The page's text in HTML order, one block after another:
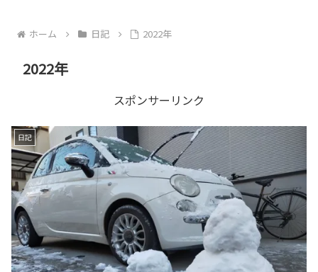
ホーム 日記 2022年
2022年
スポンサーリンク
日記